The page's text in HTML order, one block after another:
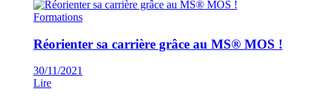
Formations
Réorienter sa carrière grâce au MS® MOS !
30/11/2021
Lire